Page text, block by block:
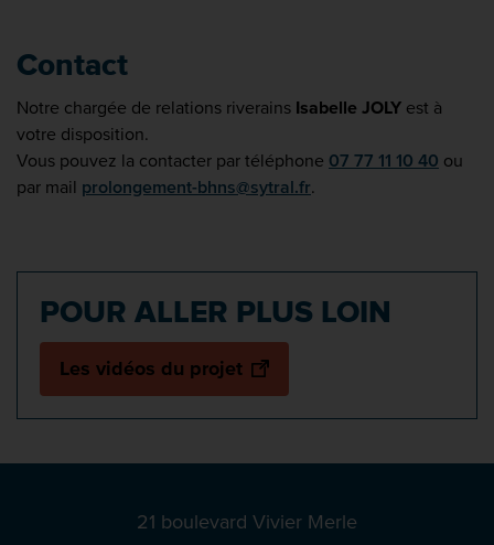
Contact
Notre chargée de relations riverains Isabelle JOLY est à
votre disposition.
Vous pouvez la contacter par téléphone 07 77 11 10 40 ou
par mail prolongement-bhns@sytral.fr.
POUR ALLER PLUS LOIN
Les vidéos du projet
21 boulevard Vivier Merle